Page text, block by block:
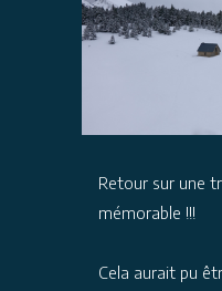
Retour sur une
mémorable !!!
Cela aurait pu